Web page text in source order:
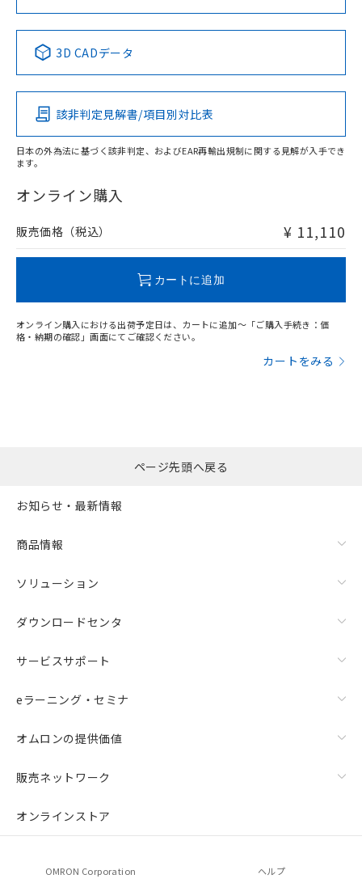
以上、n: 30mm以上
検出領域
Pb Hg Cd Cr(VI)
O
在庫等で未対応品が混在する可能性があります。
問い合わせください。
No No No No
この製品の規格認証/適合状況ページへ
その他の認証はこちらのページからご検索ください
3D CADデータ
該非判定見解書/項目別対比表
日本の外為法に基づく該非判定、およびEAR再輸出規制に関する見解が入手でき
ます。
オンライン購入
販売価格（税込） ¥ 11,110
カートに追加
オンライン購入における出荷予定日は、カートに追加～「ご購入手続き：価
格・納期の確認」画面にてご確認ください。
カートをみる
ページ先頭へ戻る
お知らせ・最新情報
商品情報
ソリューション
ダウンロードセンタ
サービスサポート
eラーニング・セミナ
オムロンの提供価値
販売ネットワーク
オンラインストア
OMRON Corporation ヘルプ